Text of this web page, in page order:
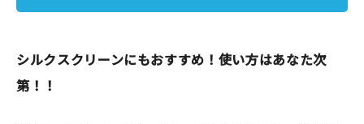
読みもの
シルクスクリーンにもおすすめ！使い方はあなた次
第！！